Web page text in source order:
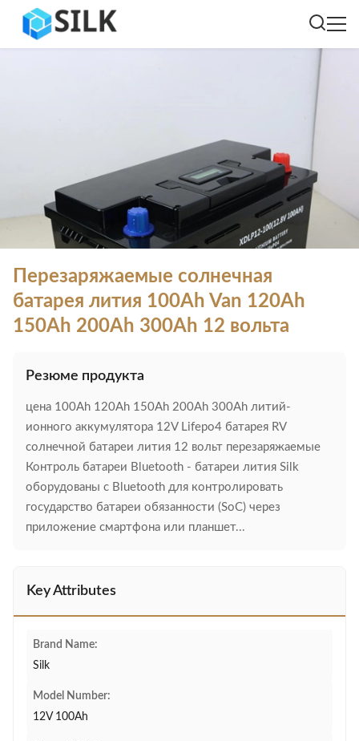
Перезаряжаемые солнечная
батарея лития 100Ah Van 120Ah
150Ah 200Ah 300Ah 12 вольта
Резюме продукта
цена 100Ah 120Ah 150Ah 200Ah 300Ah литий-
ионного аккумулятора 12V Lifepo4 батарея RV
солнечной батареи лития 12 вольт перезаряжаемые
Контроль батареи Bluetooth - батареи лития Silk
оборудованы с Bluetooth для контролировать
государство батареи обязанности (SoC) через
приложение смартфона или планшет...
Key Attributes
Brand Name:
Silk
Model Number:
12V 100Ah